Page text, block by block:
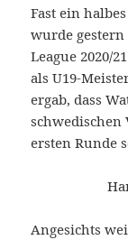
Fast ein
wurde gestern
League 2020/
als U19-
ergab, dass
schwedischen
ersten Runde
Angesichts